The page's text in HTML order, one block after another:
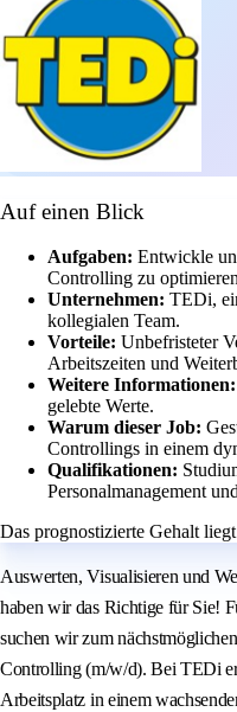
Auf einen Blick
Aufgaben: Entwickle
Controlling zu
Unternehmen: TEDi,
kollegialen Team.
Vorteile: Unbefristeter
Arbeitszeiten und
Weitere Informationen:
gelebte Werte.
Warum dieser Job:
Controllings in einem
Qualifikationen:
Personalmanagement
Das prognostizierte Gehalt
Auswerten, Visualisieren und
haben wir das Richtige für Sie!
suchen wir zum
Controlling (m/w/d). Bei TEDi
Arbeitsplatz in einem